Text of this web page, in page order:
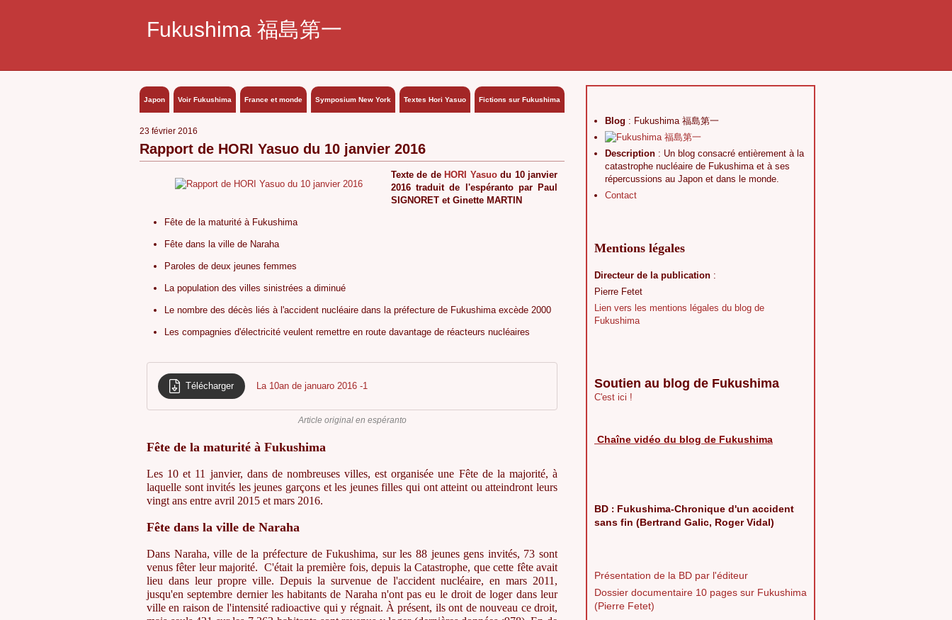
Fukushima 福島第一
Japon Voir Fukushima France et monde Symposium New York Textes Hori Yasuo Fictions sur Fukushima
23 février 2016
Rapport de HORI Yasuo du 10 janvier 2016
Texte de de HORI Yasuodu 10 janvier
2016 traduit de l'espéranto par Paul
SIGNORET et Ginette MARTIN
Fête de la maturité à Fukushima
Fête dans la ville de Naraha
Paroles de deux jeunes femmes
La population des villes sinistrées a diminué
Le nombre des décès liés à l'accident nucléaire dans la préfecture de Fukushima excède 2000
Les compagnies d'électricité veulent remettre en route davantage de réacteurs nucléaires
Télécharger La 10an de januaro 2016 -1
Article original en espéranto
Fête de la maturité à Fukushima
Les 10 et 11 janvier, dans de nombreuses villes, est organisée une Fête de la majorité, à
laquelle sont invités les jeunes garçons et les jeunes filles qui ont atteint ou atteindront leurs
vingt ans entre avril 2015 et mars 2016.
Fête dans la ville de Naraha
Dans Naraha, ville de la préfecture de Fukushima, sur les 88 jeunes gens invités, 73 sont
venus fêter leur majorité. C'était la première fois, depuis la Catastrophe, que cette fête avait
lieu dans leur propre ville. Depuis la survenue de l'accident nucléaire, en mars 2011,
jusqu'en septembre dernier les habitants de Naraha n'ont pas eu le droit de loger dans leur
ville en raison de l'intensité radioactive qui y régnait. À présent, ils ont de nouveau ce droit,
Blog : Fukushima 福島第一
Description : Un blog consacré entièrement à la
catastrophe nucléaire de Fukushima et à ses
répercussions au Japon et dans le monde.
Contact
Mentions légales
Directeur de la publication :
Pierre Fetet
Lien vers les mentions légales du blog de
Fukushima
Soutien au blog de Fukushima
C'est ici !
Chaîne vidéo du blog de Fukushima
BD : Fukushima-Chronique d'un accident
sans fin (Bertrand Galic, Roger Vidal)
Présentation de la BD par l'éditeur
Dossier documentaire 10 pages sur Fukushima
(Pierre Fetet)